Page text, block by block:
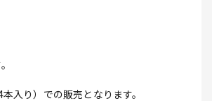
入り）での販売となります。